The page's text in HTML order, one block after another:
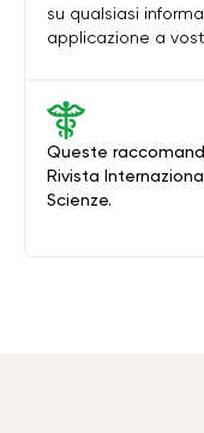
Queste
Rivista
Scienze.
su qualsiasi
applicazione a